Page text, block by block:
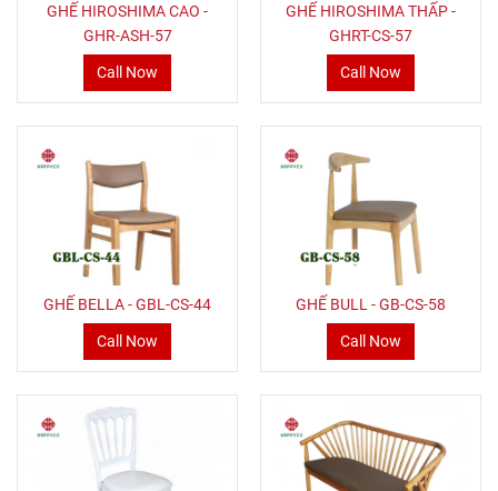
GHẾ HIROSHIMA CAO -
GHR-ASH-57
Call Now
GHẾ HIROSHIMA THẤP -
GHRT-CS-57
Call Now
GHẾ BELLA - GBL-CS-44
Call Now
GHẾ BULL - GB-CS-58
Call Now